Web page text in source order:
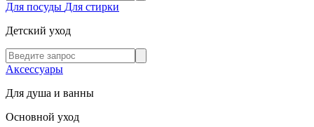
Для посуды Для стирки
Детский уход
Аксессуары
Для душа и ванны
Основной уход